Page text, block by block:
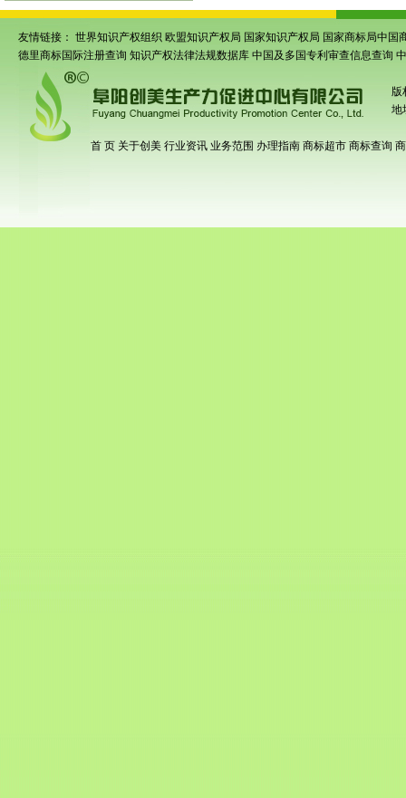
友情链接： 世界知识产权组织 欧盟知识产权局 国家知识产权局 国家商标局中国
德里商标国际注册查询 知识产权法律法规数据库 中国及多国专利审查信息查询
版
地
首 页 关于创美 行业资讯 业务范围 办理指南 商标超市 商标查询